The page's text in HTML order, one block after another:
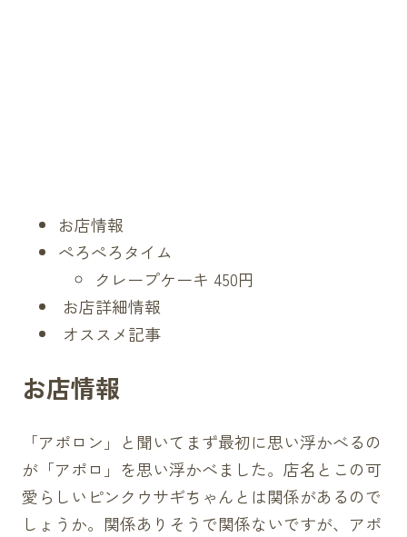
お店情報
ぺろぺろタイム
クレープケーキ 450円
お店詳細情報
オススメ記事
お店情報
「アポロン 」と聞いてまず最初に思い浮かべるの
が「アポロ」を思い浮かべました。店名とこの可
愛らしいピンクウサギちゃんとは関係があるので
しょうか。関係ありそうで関係ないですが、 アポ